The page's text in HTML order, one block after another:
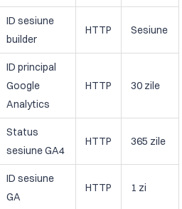
ID sesiune
builder
HTTP Sesiune
ID principal
Google
Analytics
HTTP 30 zile
Status
sesiune GA4
HTTP 365 zile
ID sesiune
GA
HTTP 1 zi